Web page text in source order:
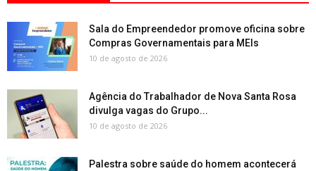
Sala do Empreendedor promove oficina sobre
Compras Governamentais para MEIs
10 de agosto de 2026
Agência do Trabalhador de Nova Santa Rosa
divulga vagas do Grupo...
10 de agosto de 2026
Palestra sobre saúde do homem acontecerá